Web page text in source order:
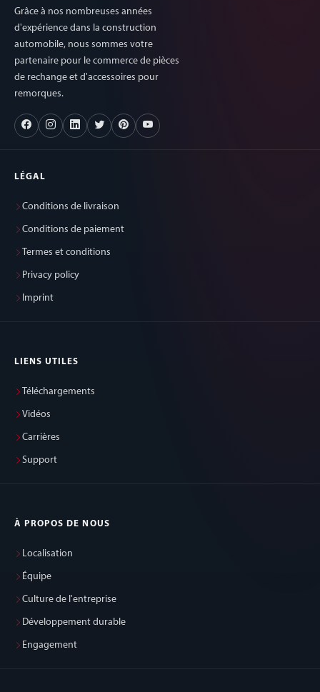
Grâce à nos nombreuses années
d'expérience dans la construction
automobile, nous sommes votre
partenaire pour le commerce de pièces
de rechange et d'accessoires pour
remorques.
LÉGAL
Conditions de livraison
Conditions de paiement
Termes et conditions
Privacy policy
Imprint
LIENS UTILES
Téléchargements
Vidéos
Carrières
Support
À PROPOS DE NOUS
Localisation
Équipe
Culture de l'entreprise
Développement durable
Engagement